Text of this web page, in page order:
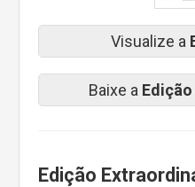
Visualize a
Baixe a Edição
Edição